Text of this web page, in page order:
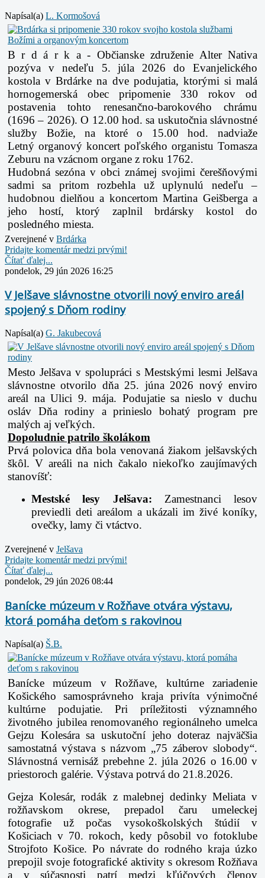
Napísal(a) L. Kormošová
B r d á r k a - Občianske združenie Alter Nativa
pozýva v nedeľu 5. júla 2026 do Evanjelického
kostola v Brdárke na dve podujatia, ktorými si malá
hornogemerská obec pripomenie 330 rokov od
postavenia tohto renesančno-barokového chrámu
(1696 – 2026).O 12.00 hod. sa uskutočnia slávnostné
služby Božie, na ktoré o 15.00 hod. nadviaže
Letný organový koncert poľského organistu Tomasza
Zeburu na vzácnom organe z roku 1762.
Hudobná sezóna v obci známej svojimi čerešňovými
sadmi sa pritom rozbehla už uplynulú nedeľu –
hudobnou dielňou a koncertom Martina Geišberga a
jeho hostí, ktorý zaplnil brdársky kostol do
posledného miesta.
Zverejnené v Brdárka
Pridajte komentár medzi prvými!
Čítať ďalej...
pondelok, 29 jún 2026 16:25
V Jelšave slávnostne otvorili nový enviro areál
spojený s Dňom rodiny
Napísal(a) G. Jakubecová
Mesto Jelšava v spolupráci s Mestskými lesmi Jelšava
slávnostne otvorilo dňa 25. júna 2026 nový enviro
areál na Ulici 9. mája. Podujatie sa nieslo v duchu
osláv Dňa rodiny a prinieslo bohatý program pre
malých aj veľkých.
Dopoludnie patrilo školákom
Prvá polovica dňa bola venovaná žiakom jelšavských
škôl. V areáli na nich čakalo niekoľko zaujímavých
stanovíšť:
Mestské lesy Jelšava: Zamestnanci lesov
previedli deti areálom a ukázali im živé koníky,
ovečky, lamy či vtáctvo.
Zverejnené v Jelšava
Pridajte komentár medzi prvými!
Čítať ďalej...
pondelok, 29 jún 2026 08:44
Banícke múzeum v Rožňave otvára výstavu,
ktorá pomáha deťom s rakovinou
Napísal(a) Š.B.
Banícke múzeum v Rožňave, kultúrne zariadenie
Košického samosprávneho kraja privíta výnimočné
kultúrne podujatie. Pri príležitosti významného
životného jubilea renomovaného regionálneho umelca
Gejzu Kolesára sa uskutoční jeho doteraz najväčšia
samostatná výstava s názvom „75 záberov slobody“.
Slávnostná vernisáž prebehne 2. júla 2026 o 16.00 v
priestoroch galérie. Výstava potrvá do 21.8.2026.
Gejza Kolesár, rodák z malebnej dedinky Meliata v
rožňavskom okrese, prepadol čaru umeleckej
fotografie už počas vysokoškolských štúdií v
Košiciach v 70. rokoch, kedy pôsobil vo fotoklube
Strojfoto Košice. Po návrate do rodného kraja úzko
prepojil svoje fotografické aktivity s okresom Rožňava
a v súčasnosti patrí medzi kľúčových členov